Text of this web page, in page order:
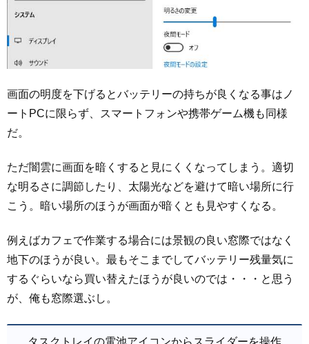
画面の明度を下げるとバッテリーの持ちが良くなる事はノ
ートPCに限らず、スマートフォンや携帯ゲーム機も同様
だ。
ただ闇雲に画面を暗くすると見にくくなってしまう。適切
な明るさに調節したり、太陽光などを避けて暗い場所に行
こう。暗い場所のほうが画面が暗くとも見やすくなる。
例えばカフェで作業する場合には景観の良い窓際ではなく
地下のほうが良い。最もそこまでしてバッテリー残量気に
するぐらいなら買い替えたほうが良いのでは・・・と思う
が、俺も窓際選ぶし。
タスクトレイの電池アイコンからスライダーを操作